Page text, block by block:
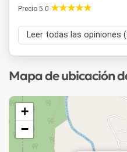
Precio 5.0
Leer todas las opiniones
Mapa de ubicación
+
−